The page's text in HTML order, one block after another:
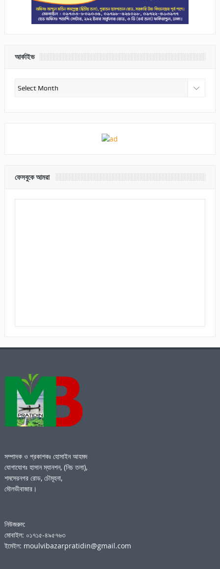
আর্কাইভ
আর্কাইভ
ফেসবুকে আমরা
সম্পাদক ও প্রকাশকঃ হোসাইন আহমদ
যোগাযোগঃ হাসান ম্যানশন, (নিচ তলা),
শমসেরনগর রোড, চৌমূহনা,
মৌলভীবাজার।
নিউজরুম:
মোবাইল: ০১৭১৫-৪৯৫৭৬৩
ইমেইল: moulvibazarpratidin@gmail.com